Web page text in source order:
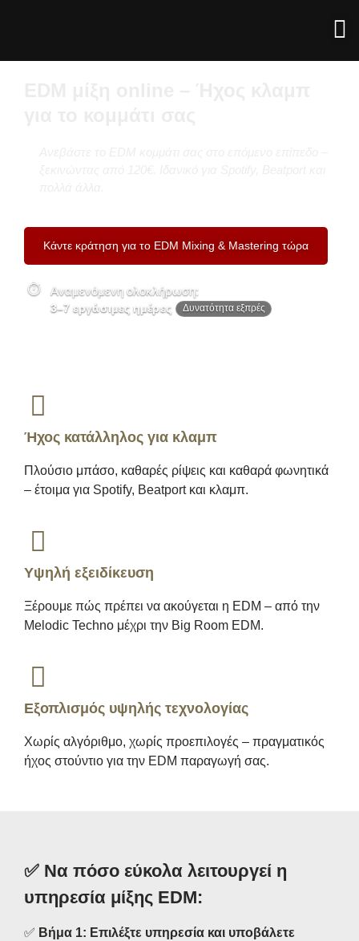
Κάντε κράτηση για το EDM Mixing & Mastering τώρα
Αναμενόμενη ολοκλήρωση:
3–7 εργάσιμες ημέρες Δυνατότητα εξπρές
Ήχος κατάλληλος για κλαμπ
Πλούσιο μπάσο, καθαρές ρίψεις και καθαρά φωνητικά
– έτοιμα για Spotify, Beatport και κλαμπ.
Υψηλή εξειδίκευση
Ξέρουμε πώς πρέπει να ακούγεται η EDM – από την
Melodic Techno μέχρι την Big Room EDM.
Εξοπλισμός υψηλής τεχνολογίας
Χωρίς αλγόριθμο, χωρίς προεπιλογές – πραγματικός
ήχος στούντιο για την EDM παραγωγή σας.
✅ Να πόσο εύκολα λειτουργεί η
υπηρεσία μίξης EDM:
✅ Βήμα 1: Επιλέξτε υπηρεσία και υποβάλετε